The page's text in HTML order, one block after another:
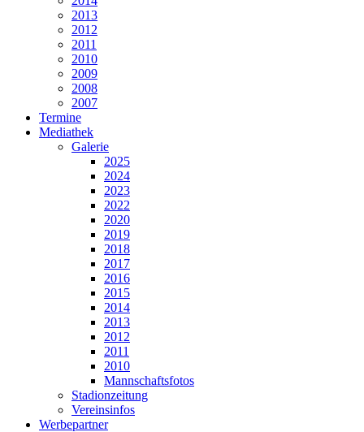
2013
2012
2011
2010
2009
2008
2007
Termine
Mediathek
Galerie
2025
2024
2023
2022
2020
2019
2018
2017
2016
2015
2014
2013
2012
2011
2010
Mannschaftsfotos
Stadionzeitung
Vereinsinfos
Werbepartner